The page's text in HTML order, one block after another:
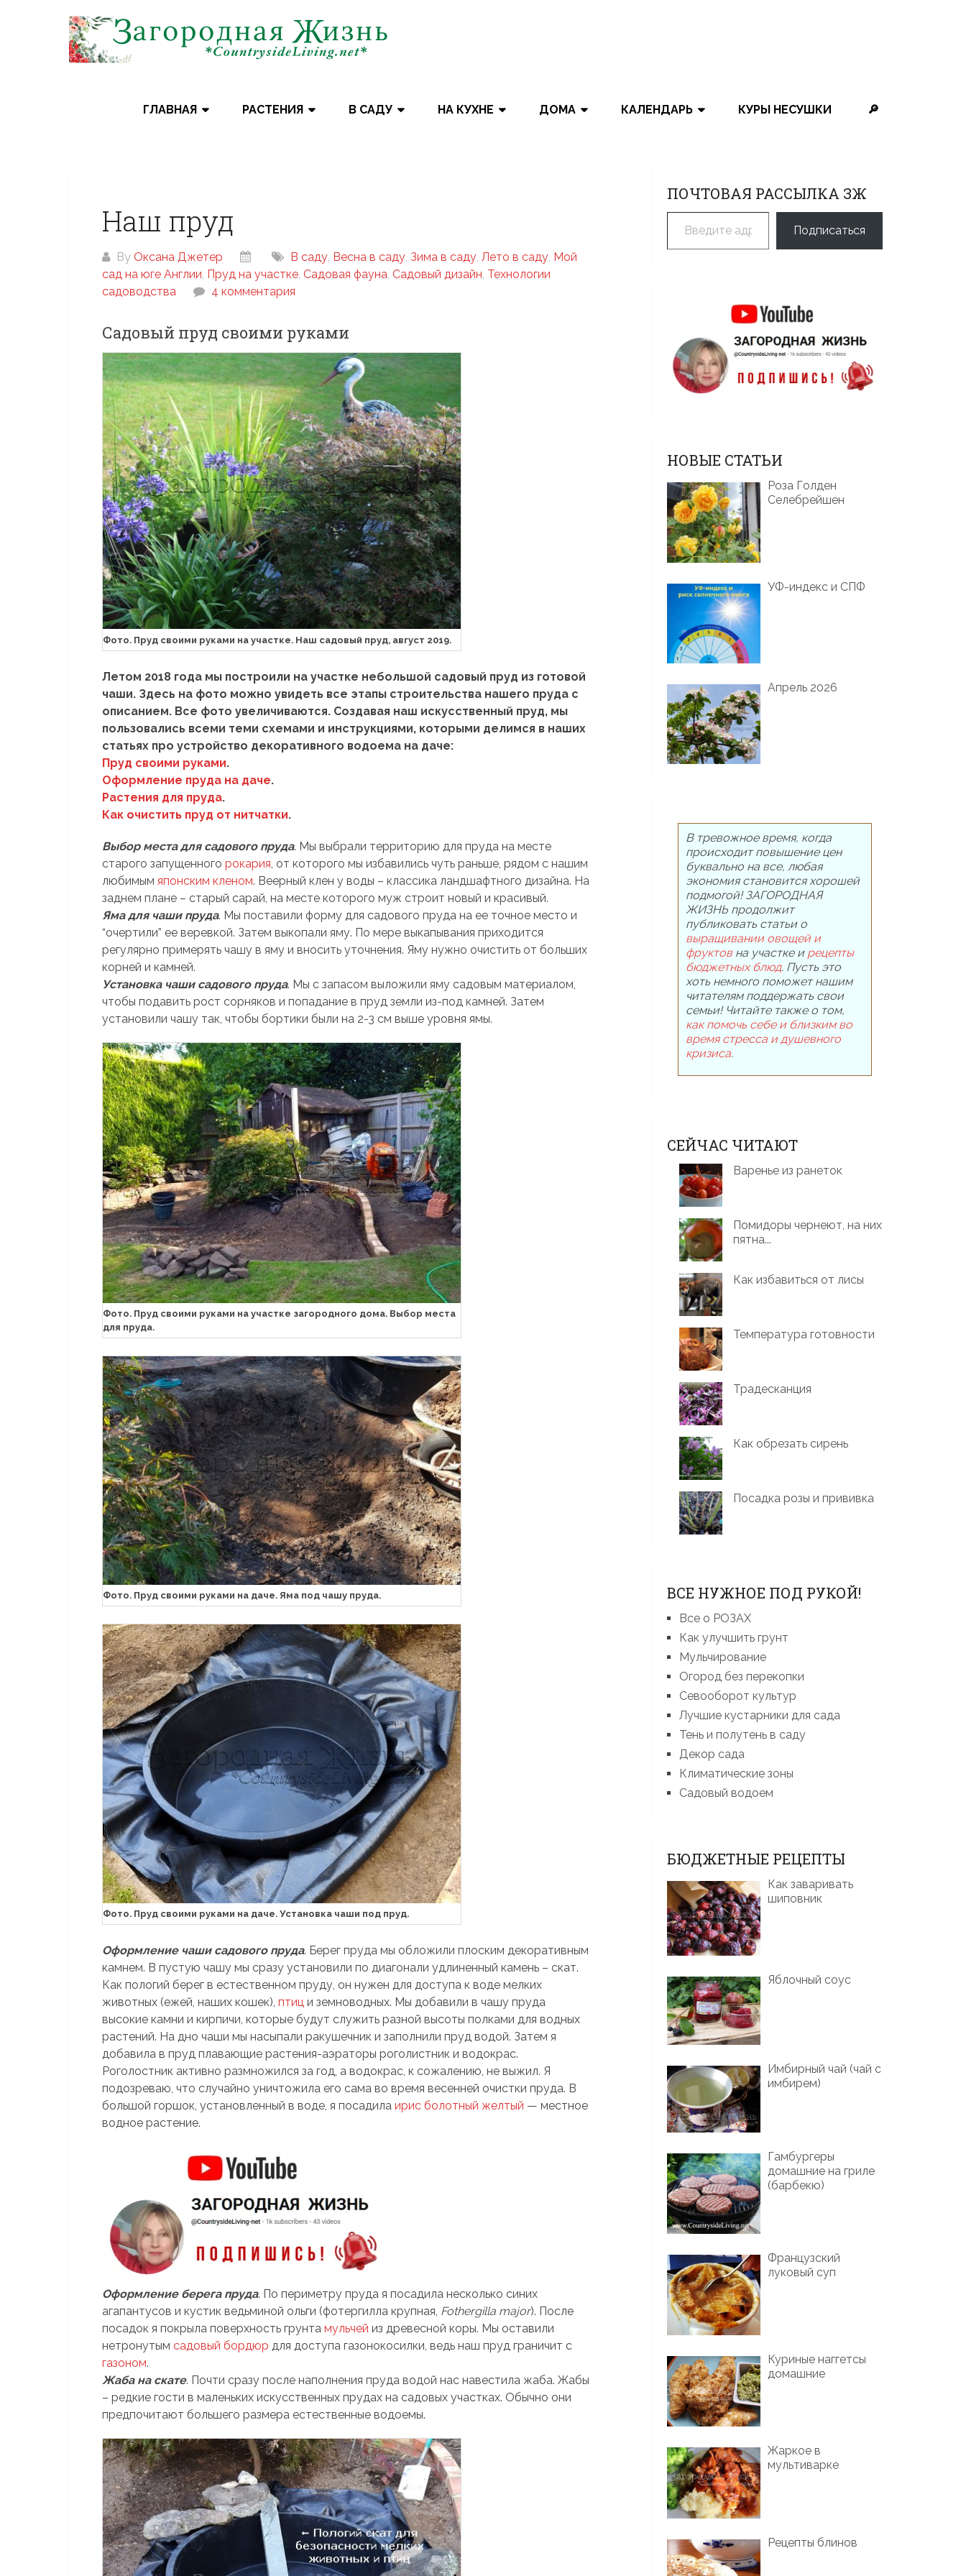
ГЛАВНАЯ РАСТЕНИЯ В САДУ НА КУХНЕ ДОМА КАЛЕНДАРЬ КУРЫ НЕСУШКИ 🔎
Наш пруд
By Оксана Джетер В саду, Весна в саду, Зима в саду, Лето в саду, Мой
сад на юге Англии, Пруд на участке, Садовая фауна, Садовый дизайн, Технологии
садоводства
4 комментария
Садовый пруд своими руками
Фото. Пруд своими руками на участке. Наш садовый пруд, август 2019.
Летом 2018 года мы построили на участке небольшой садовый пруд из готовой
чаши. Здесь на фото можно увидеть все этапы строительства нашего пруда с
описанием. Все фото увеличиваются. Создавая наш искусственный пруд, мы
пользовались всеми теми схемами и инструкциями, которыми делимся в наших
статьях про устройство декоративного водоема на даче:
Пруд своими руками.
Оформление пруда на даче.
Растения для пруда.
Как очистить пруд от нитчатки.
Выбор места для садового пруда. Мы выбрали территорию для пруда на месте
старого запущенного рокария , от которого мы избавились чуть раньше, рядом с нашим
любимым японским кленом. Веерный клен у воды – классика ландшафтного дизайна. На
заднем плане – старый сарай, на месте которого муж строит новый и красивый.
Яма для чаши пруда. Мы поставили форму для садового пруда на ее точное место и
“очертили” ее веревкой. Затем выкопали яму. По мере выкапывания приходится
регулярно примерять чашу в яму и вносить уточнения. Яму нужно очистить от больших
корней и камней.
Установка чаши садового пруда. Мы с запасом выложили яму садовым материалом,
чтобы подавить рост сорняков и попадание в пруд земли из-под камней. Затем
установили чашу так, чтобы бортики были на 2-3 см выше уровня ямы.
Фото. Пруд своими руками на участке загородного дома. Выбор места
для пруда.
Фото. Пруд своими руками на даче. Яма под чашу пруда.
Фото. Пруд своими руками на даче. Установка чаши под пруд.
Оформление чаши садового пруда. Берег пруда мы обложили плоским декоративным
камнем. В пустую чашу мы сразу установили по диагонали удлиненный камень – скат.
Как пологий берег в естественном пруду, он нужен для доступа к воде мелких
животных (ежей, наших кошек), птиц и земноводных. Мы добавили в чашу пруда
высокие камни и кирпичи, которые будут служить разной высоты полками для водных
растений. На дно чаши мы насыпали ракушечник и заполнили пруд водой. Затем я
добавила в пруд плавающие растения-аэраторы роголистник и водокрас.
Роголостник активно размножился за год, а водокрас, к сожалению, не выжил. Я
подозреваю, что случайно уничтожила его сама во время весенней очистки пруда. В
большой горшок, установленный в воде, я посадила ирис болотный желтый — местное
водное растение.
Оформление берега пруда. По периметру пруда я посадила несколько синих
агапантусов и кустик ведьминой ольги (фотергилла крупная, Fothergilla major). После
посадок я покрыла поверхность грунта мульчей из древесной коры. Мы оставили
нетронутым садовый бордюр для доступа газонокосилки, ведь наш пруд граничит с
газоном.
Жаба на скате. Почти сразу после наполнения пруда водой нас навестила жаба. Жабы
– редкие гости в маленьких искусственных прудах на садовых участках. Обычно они
предпочитают большего размера естественные водоемы.
ПОЧТОВАЯ РАССЫЛКА ЗЖ
Введите адрес электронной почты…
Подписаться
НОВЫЕ СТАТЬИ
Роза Голден
Селебрейшен
УФ-индекс и СПФ
Апрель 2026
В тревожное время, когда
происходит повышение цен
буквально на все, любая
экономия становится хорошей
подмогой! ЗАГОРОДНАЯ
ЖИЗНЬ продолжит
публиковать статьи о
выращивании овощей и
фруктов на участке и рецепты
бюджетных блюд. Пусть это
хоть немного поможет нашим
читателям поддержать свои
семьи! Читайте также о том,
как помочь себе и близким во
время стресса и душевного
кризиса.
СЕЙЧАС ЧИТАЮТ
Варенье из ранеток
Помидоры чернеют, на них
пятна...
Как избавиться от лисы
Температура готовности
Традесканция
Как обрезать сирень
Посадка розы и прививка
ВСЕ НУЖНОЕ ПОД РУКОЙ!
Все о РОЗАХ
Как улучшить грунт
Мульчирование
Огород без перекопки
Севооборот культур
Лучшие кустарники для сада
Тень и полутень в саду
Декор сада
Климатические зоны
Садовый водоем
БЮДЖЕТНЫЕ РЕЦЕПТЫ
Как заваривать
шиповник
Яблочный соус
Имбирный чай (чай с
имбирем)
Гамбургеры
домашние на гриле
(барбекю)
Французский
луковый суп
Куриные наггетсы
домашние
Жаркое в
мультиварке
Рецепты блинов